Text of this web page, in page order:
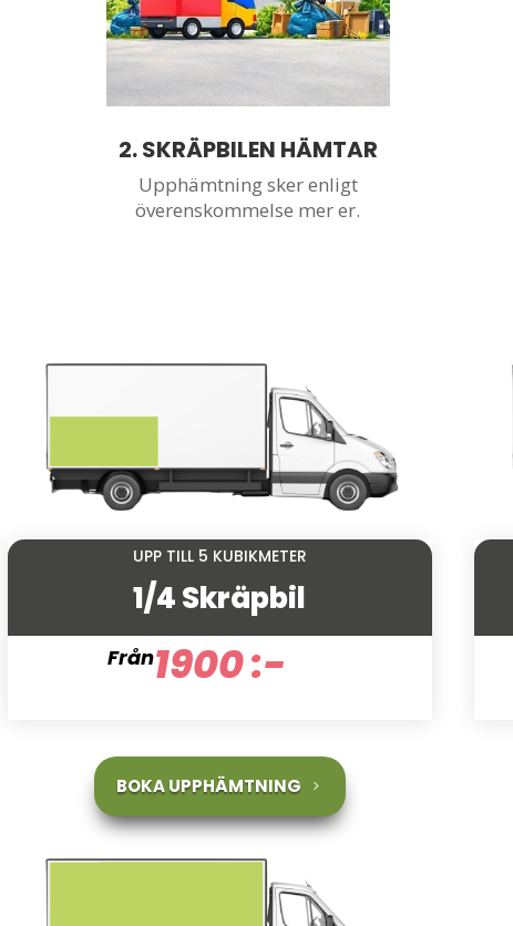
2. SKRÄPBILEN HÄMTAR
Upphämtning sker enligt
överenskommelse mer er.
UPP TILL 5 KUBIKMETER
1/4 Skräpbil
Från1900 :-
BOKA UPPHÄMTNING